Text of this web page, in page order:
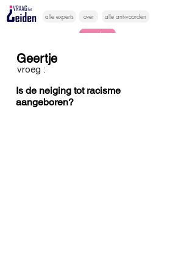
alle experts over alle antwoorden
vragen lessen
Geertje
vroeg :
Is de neiging tot racisme
aangeboren?